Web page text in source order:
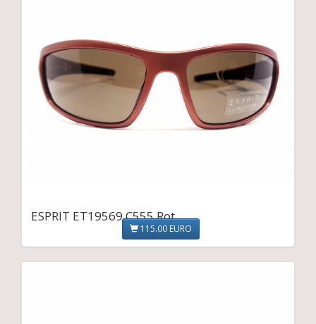
ESPRIT ET19569 C555 Rot
115.00 EURO